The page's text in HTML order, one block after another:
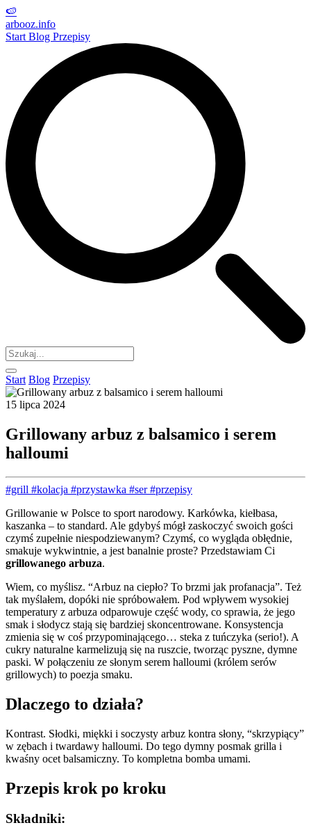
🍉
arbooz.info
Start Blog Przepisy
Start Blog Przepisy
15 lipca 2024
Grillowany arbuz z balsamico i serem
halloumi
#grill #kolacja #przystawka #ser#przepisy
Grillowanie w Polsce to sport narodowy. Karkówka, kiełbasa,
kaszanka – to standard. Ale gdybyś mógł zaskoczyć swoich gości
czymś zupełnie niespodziewanym? Czymś, co wygląda obłędnie,
smakuje wykwintnie, a jest banalnie proste? Przedstawiam Ci
grillowanego arbuza.
Wiem, co myślisz. “Arbuz na ciepło? To brzmi jak profanacja”. Też
tak myślałem, dopóki nie spróbowałem. Pod wpływem wysokiej
temperatury z arbuza odparowuje część wody, co sprawia, że jego
smak i słodycz stają się bardziej skoncentrowane. Konsystencja
zmienia się w coś przypominającego… steka z tuńczyka (serio!). A
cukry naturalne karmelizują się na ruszcie, tworząc pyszne, dymne
paski. W połączeniu ze słonym serem halloumi (królem serów
grillowych) to poezja smaku.
Dlaczego to działa?
Kontrast. Słodki, miękki i soczysty arbuz kontra słony, “skrzypiący”
w zębach i twardawy halloumi. Do tego dymny posmak grilla i
kwaśny ocet balsamiczny. To kompletna bomba umami.
Przepis krok po kroku
Składniki: